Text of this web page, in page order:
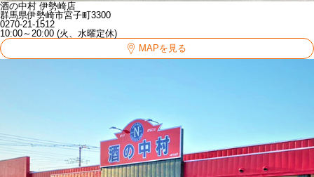
酒の中村 伊勢崎店
群馬県伊勢崎市宮子町3300
0270-21-1512
10:00～20:00 (火、水曜定休)
MAPを見る